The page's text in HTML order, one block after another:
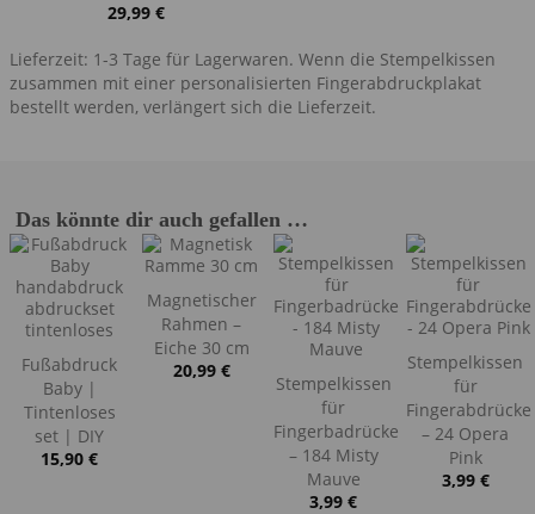
29,99 €
Lieferzeit: 1-3 Tage für Lagerwaren. Wenn die Stempelkissen
zusammen mit einer personalisierten Fingerabdruckplakat
bestellt werden, verlängert sich die Lieferzeit.
Das könnte dir auch gefallen …
Fußabdruck
Baby |
Tintenloses
set | DIY
15,90€
Magnetischer
Rahmen –
Eiche 30 cm
20,99 €
Stempelkissen
für
Fingerbadrücke
– 184 Misty
Mauve
3,99€
Stempelkissen
für
Fingerabdrücke
– 24 Opera
Pink
3,99 €